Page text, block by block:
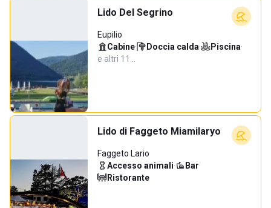
Lido Del Segrino
Eupilio
Cabine· Doccia calda· Piscina·
e altri 11…
Lido di Faggeto Miamilaryo
Faggeto Lario
Accesso animali· Bar·
Ristorante